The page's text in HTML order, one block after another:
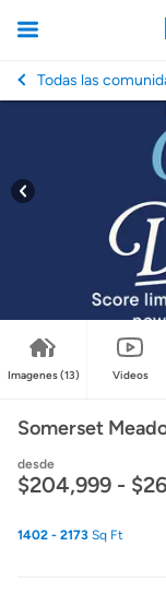
Todas las
Imagenes(13) Videos
Somerset
desde
$204,999 -
1402 - 2173 Sq Ft